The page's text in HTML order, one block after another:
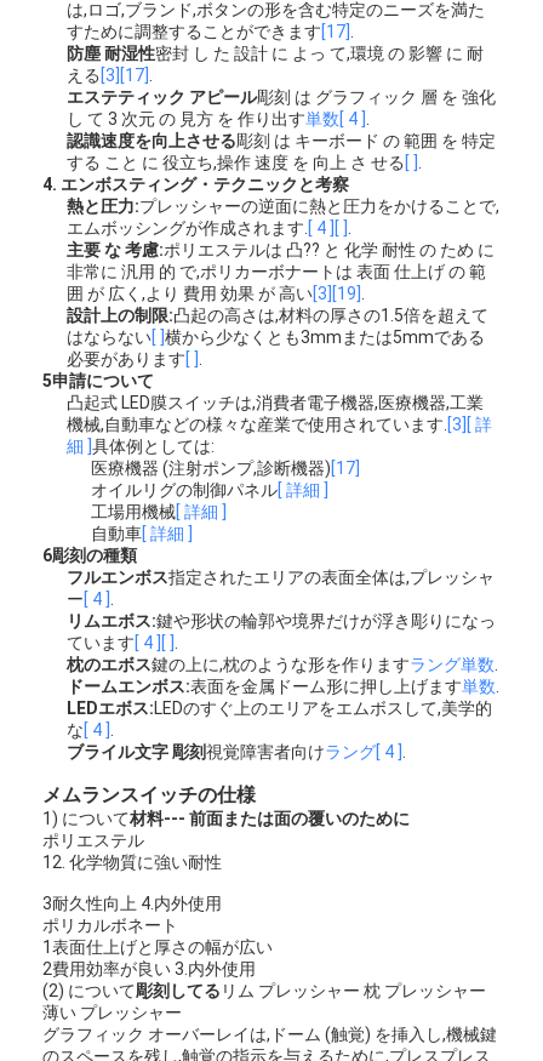
家へ
製品
ビデオ
VRショー
わたしたち に つい て
工場 ツアー
品質管理
連絡 ください
ニュース
引金 を 求め て ください
LEDの膜スイッチ
蝕知の膜スイッチ
は,ロゴ,ブランド,ボタンの形を含む特定のニーズを満た
すために調整することができます[17]
防塵 耐湿性密封 し た 設計 に よっ て,環境 の 影響 に 耐
える [3] [17]
エステティック アピール彫刻 は グラフィック 層 を 強化
し て 3 次元 の 見方 を 作り出す単数[ 4 ]
認識速度を向上させる彫刻 は キーボード の 範囲 を 特定
する こと に 役立ち,操作 速度 を 向上 さ せる [ ]
4. エンボスティング・テクニックと考察
熱と圧力:プレッシャーの逆面に熱と圧力をかけることで,
エムボッシングが作成されます. [ 4 ] [ ]
主要 な 考慮:ポリエステルは 凸?? と 化学 耐性 の ため に
非常に 汎用 的 で,ポリカーボナートは 表面 仕上げ の 範
囲 が 広く,より 費用 効果 が 高い[3] [19]
設計上の制限:凸起の高さは,材料の厚さの1.5倍を超えて
はならない[ ]横から少なくとも3mmまたは5mmである
必要があります[ ]
5申請について
凸起式 LED膜スイッチは,消費者電子機器,医療機器,工業
機械,自動車などの様々な産業で使用されています. [3] [ 詳
細 ]具体例としては:
医療機器 (注射ポンプ,診断機器)[17]
オイルリグの制御パネル[ 詳細 ]
工場用機械[ 詳細 ]
自動車[ 詳細 ]
6彫刻の種類
フルエンボス指定されたエリアの表面全体は,プレッシャ
ー[ 4 ]
リムエボス:鍵や形状の輪郭や境界だけが浮き彫りになっ
ています[ 4 ] [ ]
枕のエボス鍵の上に,枕のような形を作りますラング単数
ドームエンボス:表面を金属ドーム形に押し上げます単数
LEDエボス:LEDのすぐ上のエリアをエムボスして,美学的
な[ 4 ]
ブライル文字 彫刻視覚障害者向けラング[ 4 ]
メムランスイッチの仕様
1) について材料--- 前面または面の覆いのために
ポリエステル
12. 化学物質に強い耐性
3耐久性向上 4.内外使用
ポリカルボネート
1表面仕上げと厚さの幅が広い
2費用効率が良い 3.内外使用
(2) について彫刻してる リム プレッシャー 枕 プレッシャー
薄い プレッシャー
グラフィック オーバーレイは,ドーム (触覚) を挿入し,機械鍵
のスペースを残し,触覚の指示を与えるために,プレスプレス